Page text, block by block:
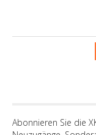
Abonnieren Sie die